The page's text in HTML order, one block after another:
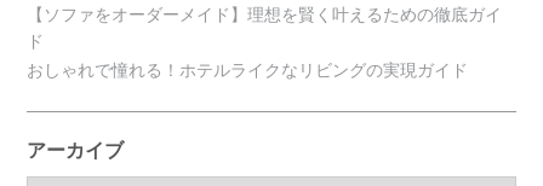
【ソファをオーダーメイド】理想を賢く叶えるための徹底ガイ
ド
おしゃれで憧れる！ホテルライクなリビングの実現ガイド
アーカイブ